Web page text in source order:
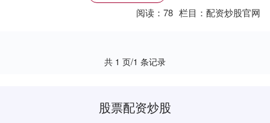
受....
阅读：78 栏目：配资炒股官网
共 1 页/1 条记录
股票配资炒股